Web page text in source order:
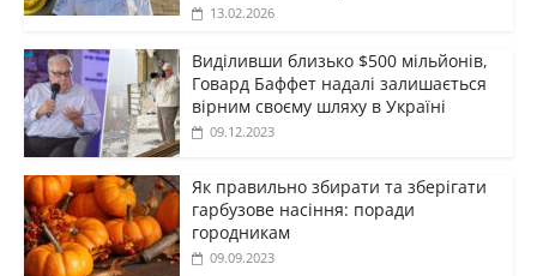
13.02.2026
Виділивши близько $500 мільйонів,
Говард Баффет надалі залишається
вірним своєму шляху в Україні
09.12.2023
Як правильно збирати та зберігати
гарбузове насіння: поради
городникам
09.09.2023